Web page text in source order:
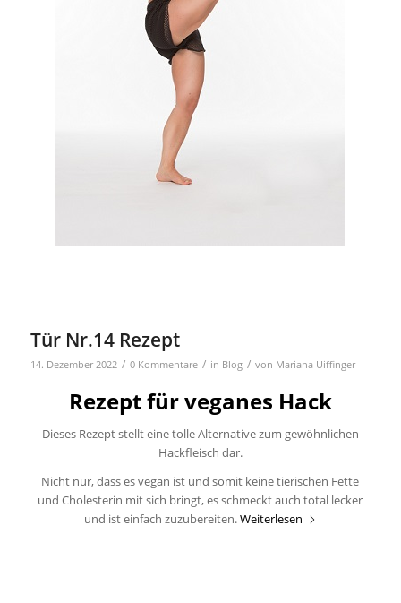
Tür Nr.14 Rezept
14. Dezember 2022 / 0 Kommentare / in Blog / von Mariana Uiffinger
Rezept für veganes Hack
Dieses Rezept stellt eine tolle Alternative zum gewöhnlichen
Hackfleisch dar.
Nicht nur, dass es vegan ist und somit keine tierischen Fette
und Cholesterin mit sich bringt, es schmeckt auch total lecker
und ist einfach zuzubereiten.Weiterlesen